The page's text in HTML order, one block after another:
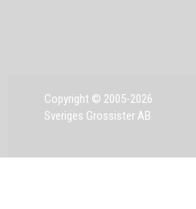
Copyright © 2005-2026
Sveriges Grossister AB